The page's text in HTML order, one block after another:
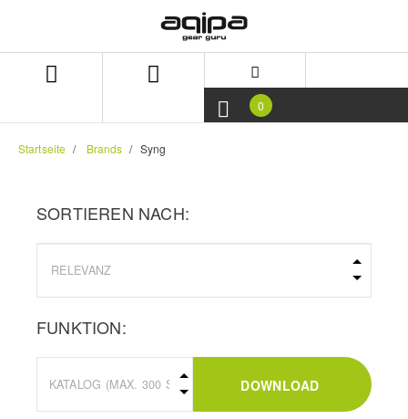
0
Startseite Brands Syng
SORTIEREN NACH:
FUNKTION:
DOWNLOAD